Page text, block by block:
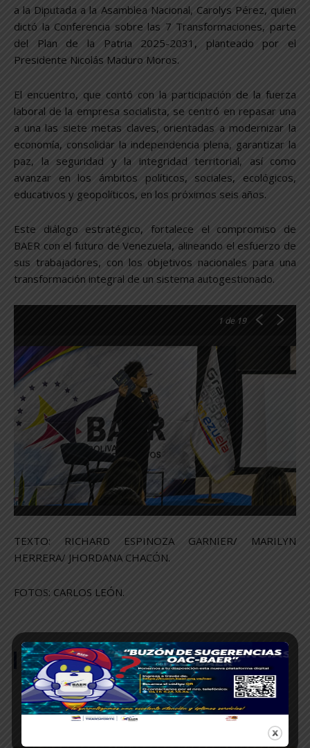
a la Diputada a la Asamblea Nacional, Carolys Pérez, quien
dictó la Conferencia sobre las 7 Transformaciones, parte
del Plan de la Patria 2025-2031, planteado por el
Presidente Nicolás Maduro Moros.
El encuentro, que contó con la participación de la fuerza
laboral de la empresa socialista, se centró en repasar una
a una las siete metas claves, orientadas a modernizar la
economía, consolidar la independencia plena, garantizar la
paz, la seguridad y la integridad territorial, así como
avanzar en los ámbitos políticos, sociales, ecológicos,
educativos y geopolíticos, en los próximos seis años.
Este diálogo estratégico, fortalece el compromiso de
BAER con el futuro de Venezuela, alineando el esfuerzo de
sus trabajadores, con los objetivos nacionales para una
transformación integral de un sistema autogestionado.
1 de 19
TEXTO: RICHARD ESPINOZA GARNIER/ MARILYN
HERRERA/ JHORDANA CHACÓN.
FOTOS: CARLOS LEÓN.
SÍGUENOS